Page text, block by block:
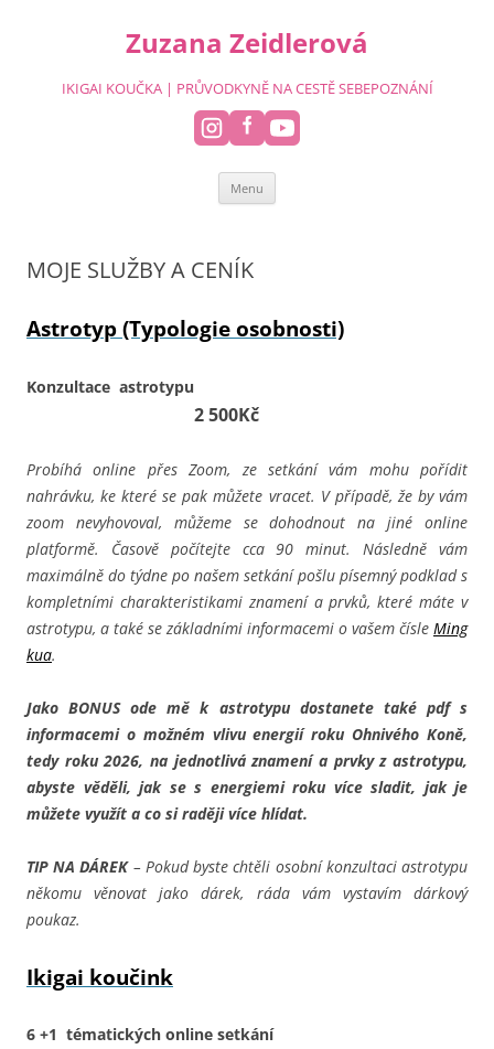
Zuzana Zeidlerová
IKIGAI KOUČKA | PRŮVODKYNĚ NA CESTĚ SEBEPOZNÁNÍ
Menu
MOJE SLUŽBY A CENÍK
Astrotyp (Typologie osobnosti)
Konzultace astrotypu
2 500Kč
Probíhá online přes Zoom, ze setkání vám mohu pořídit
nahrávku, ke které se pak můžete vracet. V případě, že by vám
zoom nevyhovoval, můžeme se dohodnout na jiné online
platformě. Časově počítejte cca 90 minut. Následně vám
maximálně do týdne po našem setkání pošlu písemný podklad s
kompletními charakteristikami znamení a prvků, které máte v
astrotypu, a také se základními informacemi o vašem čísle Ming
kua.
Jako BONUS ode mě k astrotypu dostanete také pdf s
informacemi o možném vlivu energií roku Ohnivého Koně,
tedy roku 2026, na jednotlivá znamení a prvky z astrotypu,
abyste věděli, jak se s energiemi roku více sladit, jak je
můžete využít a co si raději více hlídat.
TIP NA DÁREK– Pokud byste chtěli osobní konzultaci astrotypu
někomu věnovat jako dárek, ráda vám vystavím dárkový
poukaz.
Ikigai koučink
6 +1 tématických online setkání